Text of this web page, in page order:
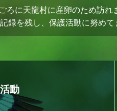
に天龍村に産卵のため訪れ
を残し、保護活動に努めて
動